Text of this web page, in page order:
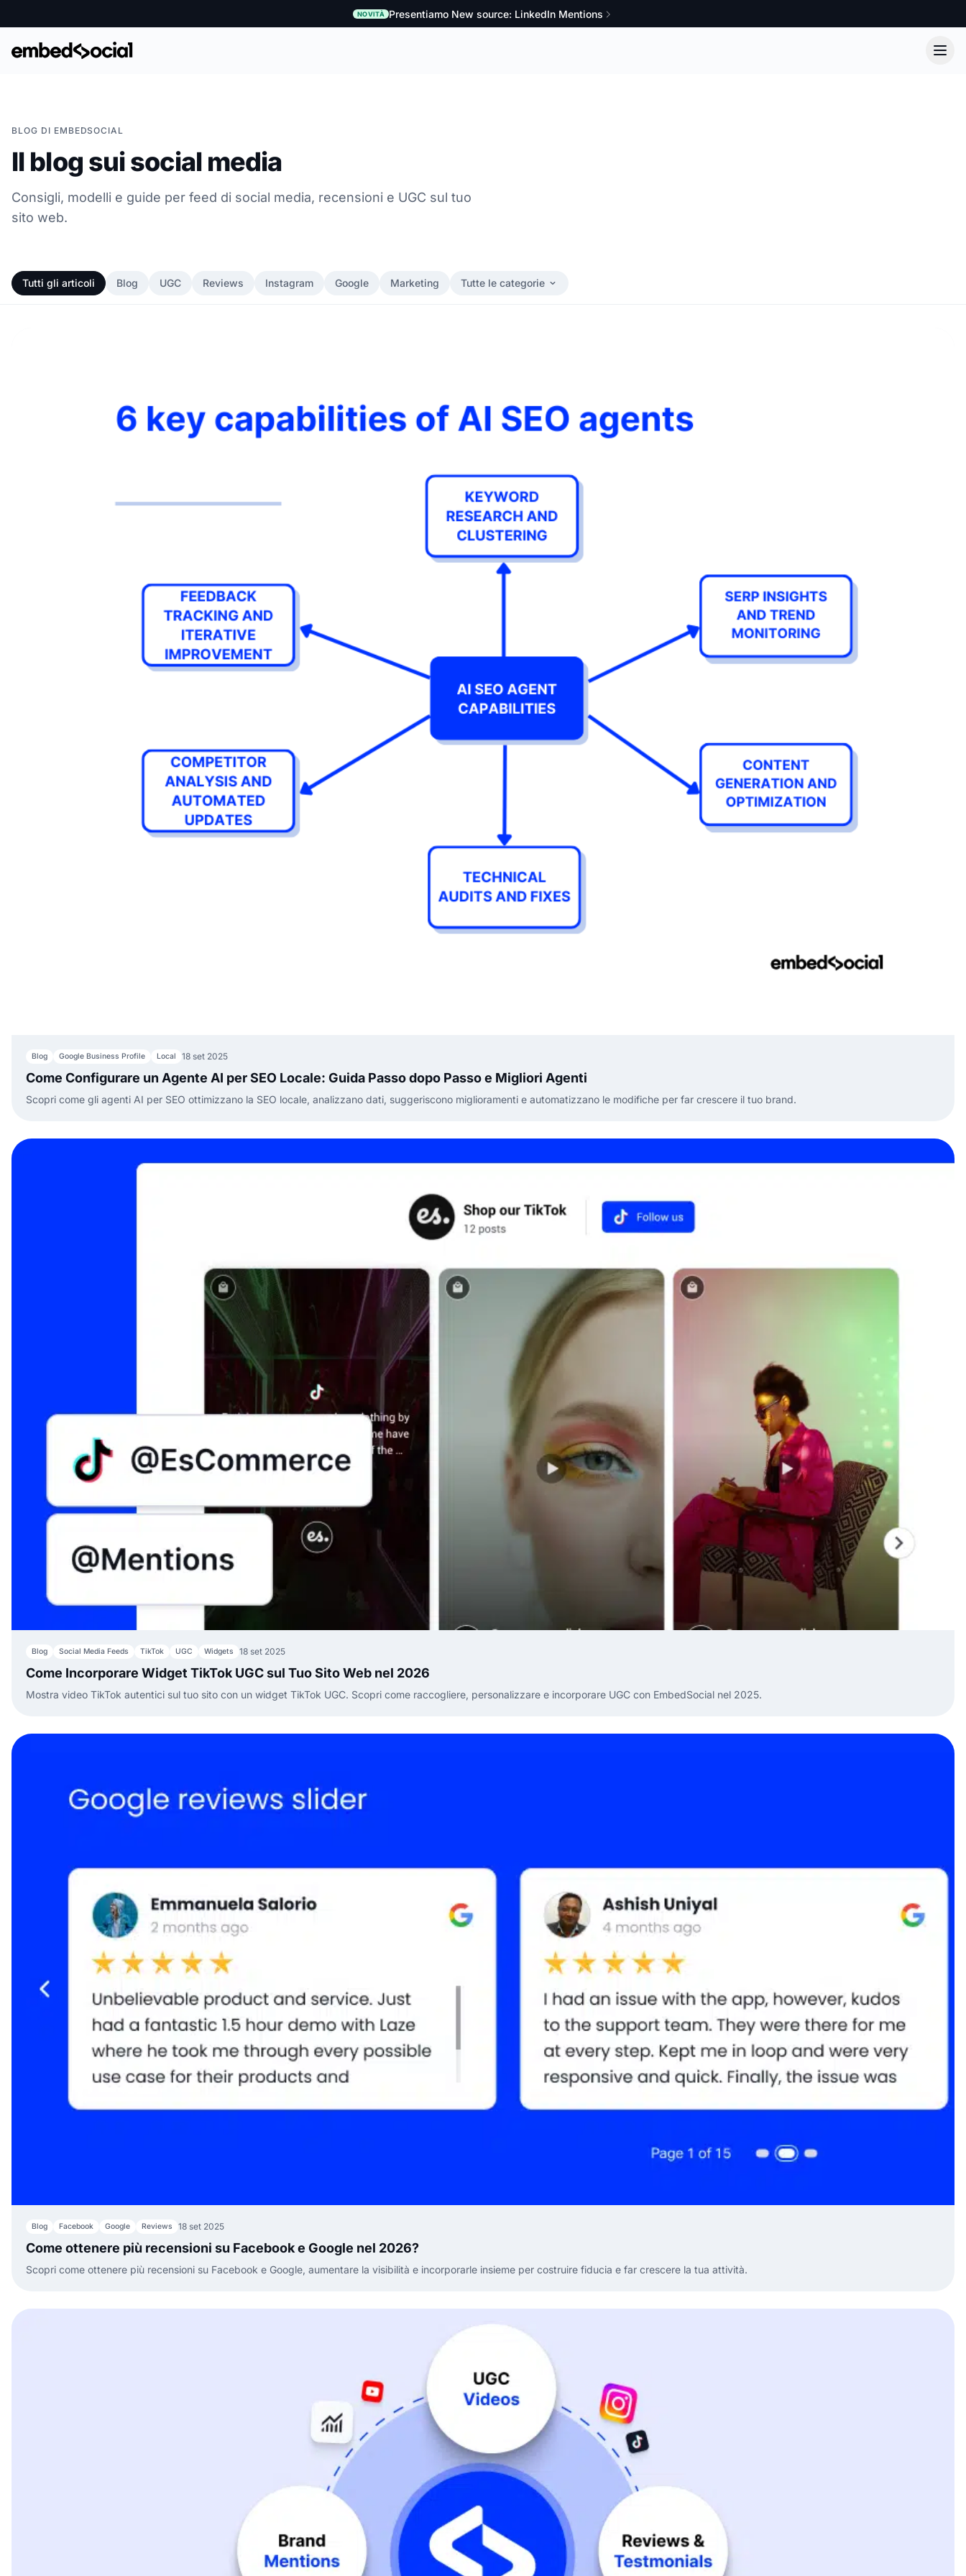
NOVITÀ Presentiamo New source: LinkedIn Mentions
BLOG DI EMBEDSOCIAL
Il blog sui social media
Consigli, modelli e guide per feed di social media, recensioni e UGC sul tuo
sito web.
Tutti gli articoli Blog UGC Reviews Instagram Google Marketing Tutte le categorie
Blog Google Business Profile Local 18 set 2025
Come Configurare un Agente AI per SEO Locale: Guida Passo dopo Passo e Migliori Agenti
Scopri come gli agenti AI per SEO ottimizzano la SEO locale, analizzano dati, suggeriscono miglioramenti e automatizzano le modifiche per far crescere il tuo brand.
Blog Social Media Feeds TikTok UGC Widgets 18 set 2025
Come Incorporare Widget TikTok UGC sul Tuo Sito Web nel 2026
Mostra video TikTok autentici sul tuo sito con un widget TikTok UGC. Scopri come raccogliere, personalizzare e incorporare UGC con EmbedSocial nel 2025.
Blog Facebook Google Reviews 18 set 2025
Come ottenere più recensioni su Facebook e Google nel 2026?
Scopri come ottenere più recensioni su Facebook e Google, aumentare la visibilità e incorporarle insieme per costruire fiducia e far crescere la tua attività.